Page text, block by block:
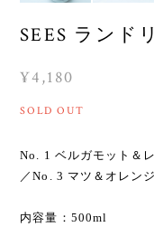
SEES ランド
¥4,180
SOLD OUT
No. 1 ベルガモット＆
／No. 3 マツ＆オレンジ
内容量：500ml